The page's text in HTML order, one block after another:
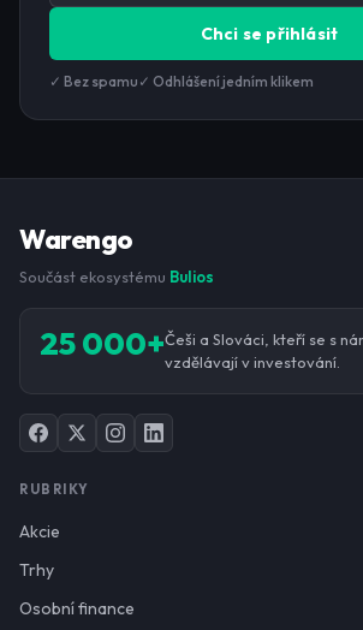
Chci se přihlásit
✓ Bez spamu ✓ Odhlášení jedním klikem
Warengo
Součást ekosystému Bulios
25 000+Češi a Slováci, kteří se s
vzdělávají v investování.
RUBRIKY
Akcie
Trhy
Osobní finance